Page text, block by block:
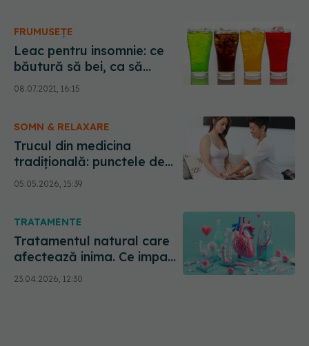
FRUMUSEȚE
Leac pentru insomnie: ce
băutură să bei, ca să
adormi imediat
08.07.2021, 16:15
SOMN & RELAXARE
Trucul din medicina
tradițională: punctele de
presiune care promit un
somn mai bun
05.05.2026, 15:39
TRATAMENTE
Tratamentul natural care
afectează inima. Ce impact
are melatonina asupra
insuficienței cardiace
23.04.2026, 12:30